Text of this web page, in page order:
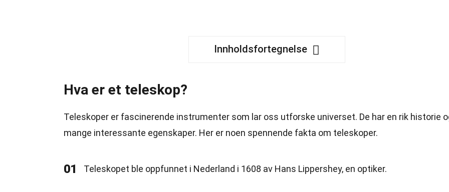
Innholdsfortegnelse
Hva er et teleskop?
Teleskoper er fascinerende instrumenter som lar oss utforske universet. De har en rik historie
mange interessante egenskaper. Her er noen spennende fakta om teleskoper.
01 Teleskopet ble oppfunnet i Nederland i 1608 av Hans Lippershey, en optiker.